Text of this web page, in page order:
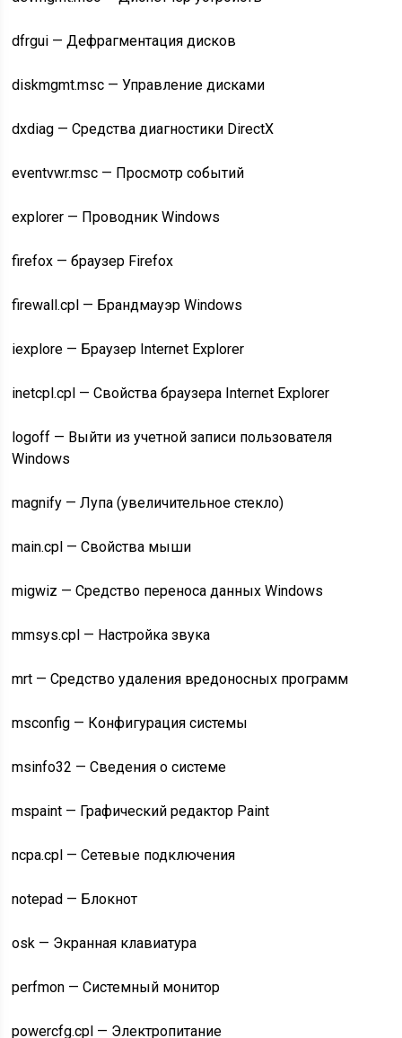
dfrgui — Дефрагментация дисков
diskmgmt.msc — Управление дисками
dxdiag — Средства диагностики DirectX
eventvwr.msc — Просмотр событий
explorer — Проводник Windows
firefox — браузер Firefox
firewall.cpl — Брандмауэр Windows
iexplore — Браузер Internet Explorer
inetcpl.cpl — Свойства браузера Internet Explorer
logoff — Выйти из учетной записи пользователя
Windows
magnify — Лупа (увеличительное стекло)
main.cpl — Свойства мыши
migwiz — Средство переноса данных Windows
mmsys.cpl — Настройка звука
mrt — Средство удаления вредоносных программ
msconfig — Конфигурация системы
msinfo32 — Сведения о системе
mspaint — Графический редактор Paint
ncpa.cpl — Сетевые подключения
notepad — Блокнот
osk — Экранная клавиатура
perfmon — Системный монитор
powercfg.cpl — Электропитание